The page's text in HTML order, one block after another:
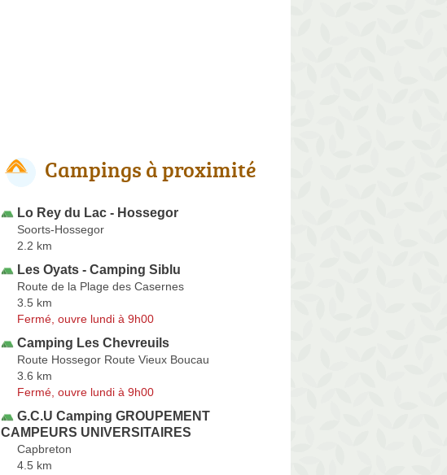
Campings à proximité
Lo Rey du Lac - Hossegor
Soorts-Hossegor
2.2 km
Les Oyats - Camping Siblu
Route de la Plage des Casernes
3.5 km
Fermé, ouvre lundi à 9h00
Camping Les Chevreuils
Route Hossegor Route Vieux Boucau
3.6 km
Fermé, ouvre lundi à 9h00
G.C.U Camping GROUPEMENT
CAMPEURS UNIVERSITAIRES
Capbreton
4.5 km